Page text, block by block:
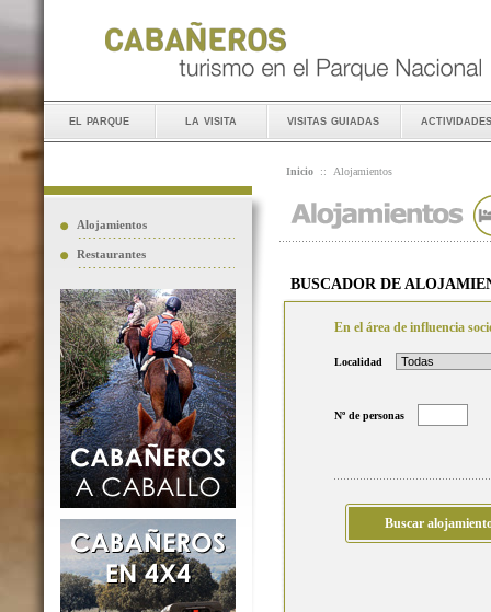
el parque la visita visitas guiadas actividades
Alojamientos
Restaurantes
Inicio :: Alojamientos
BUSCADOR DE
En el área de influencia
Localidad
Nº de personas